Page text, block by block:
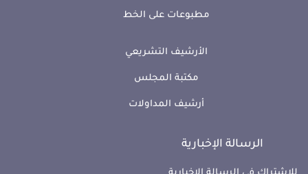
مطبوعات على الخط
الأرشيف التشريعي
مكتبة المجلس
أرشيف المداولات
الرسالة الإخبارية